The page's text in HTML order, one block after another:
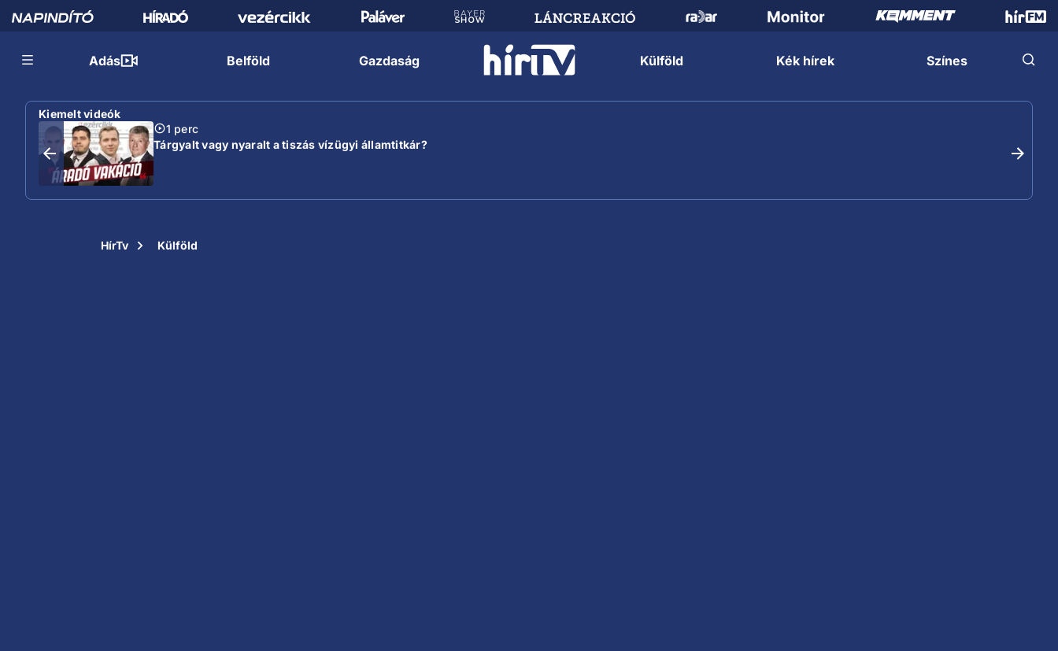
Adás Belföld Gazdaság Külföld Kék hírek Színes
Kiemelt videók
1 perc
Tárgyalt vagy nyaralt a tiszás vízügyi államtitkár?
HírTv Külföld